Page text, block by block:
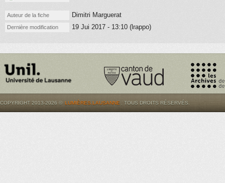
Auteur de la fiche Dimitri Marguerat
Dernière modification 19 Jui 2017 - 13:10 (lrappo)
COPYRIGHT 2013-2026 © LUMIÈRES.LAUSANNE . TOUS DROITS RÉSERVÉS.